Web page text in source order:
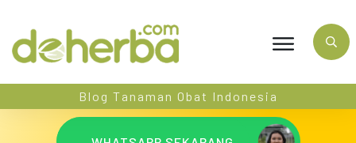
Blog Tanaman Obat Indonesia